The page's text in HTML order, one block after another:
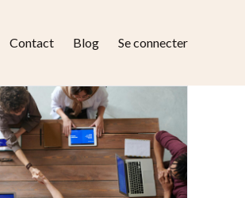
Contact Blog Se connecter